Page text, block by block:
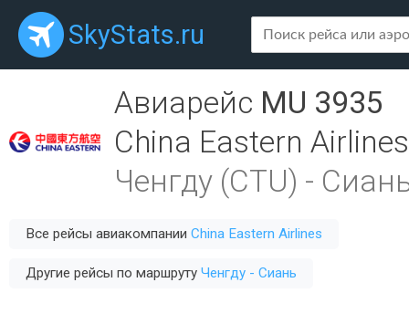
SkyStats.ru
Авиарейс MU 3935
China Eastern Airlines
Ченгду (CTU) -
Все рейсы авиакомпании China Eastern Airlines
Другие рейсы по маршруту Ченгду - Сиань